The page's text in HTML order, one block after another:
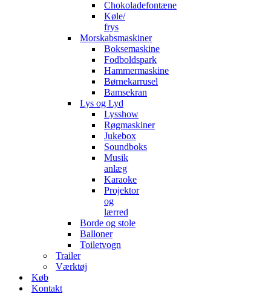
Chokoladefontæne
Køle/
frys
Morskabsmaskiner
Boksemaskine
Fodboldspark
Hammermaskine
Børnekarrusel
Bamsekran
Lys og Lyd
Lysshow
Røgmaskiner
Jukebox
Soundboks
Musik
anlæg
Karaoke
Projektor
og
lærred
Borde og stole
Balloner
Toiletvogn
Trailer
Værktøj
Køb
Kontakt